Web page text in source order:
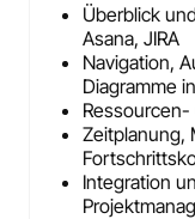
Überblick
Asana, JIRA
Navigation,
Diagramme
Zeitplanung,
Integration